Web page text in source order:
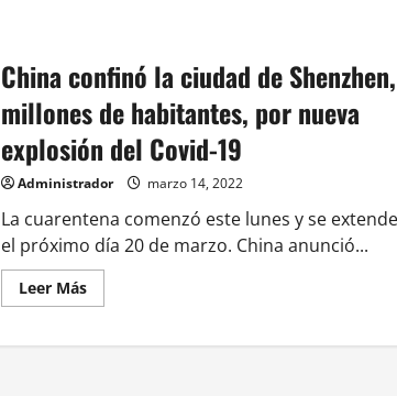
Phil
Collins
tocando
con
Genesis
en
2022
China confinó la ciudad de
millones de habitantes, por nueva
explosión del Covid-19
Administrador marzo 14, 2022
La cuarentena comenzó este lunes y se
el próximo día 20 de marzo. China anunció...
Leer MásLeer
más
China